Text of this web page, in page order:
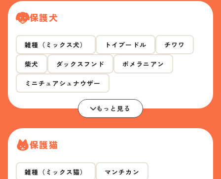
保護犬
雑種（ミックス犬） トイプードル チワワ
柴犬 ダックスフンド ポメラニアン
ミニチュアシュナウザー
もっと見る
保護猫
雑種（ミックス猫） マンチカン